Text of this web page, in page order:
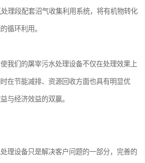
理段配套沼气收集利用系统，将有机物转化
循环利用。
我们的屠宰污水处理设备不仅在处理效果上
在节能减排、资源回收方面也具有明显优
与经济效益的双赢。
理设备只是解决客户问题的一部分，完善的